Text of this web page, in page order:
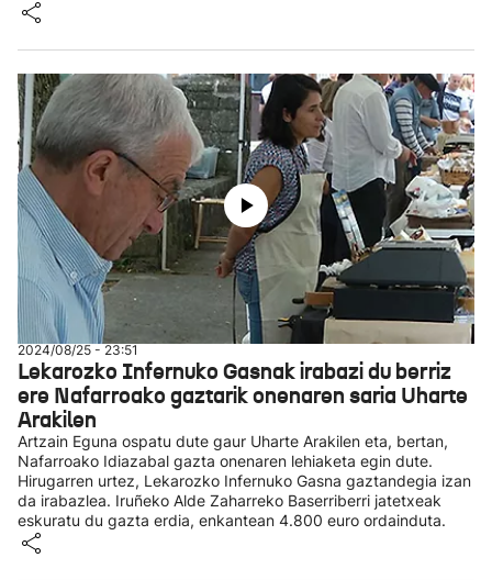
2024/08/25 - 23:51
Lekarozko Infernuko Gasnak irabazi du berriz
ere Nafarroako gaztarik onenaren saria Uharte
Arakilen
Artzain Eguna ospatu dute gaur Uharte Arakilen eta, bertan,
Nafarroako Idiazabal gazta onenaren lehiaketa egin dute.
Hirugarren urtez, Lekarozko Infernuko Gasna gaztandegia izan
da irabazlea. Iruñeko Alde Zaharreko Baserriberri jatetxeak
eskuratu du gazta erdia, enkantean 4.800 euro ordainduta.